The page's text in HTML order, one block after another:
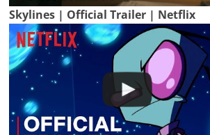
Skylines | Official Trailer | Netflix